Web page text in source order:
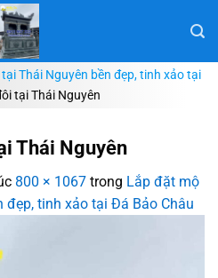
Thái Nguyên bền đẹp, tinh xảo tại
tại Thái Nguyên
Thái Nguyên
800 × 1067 trong Lắp đặt mộ
tinh xảo tại Đá Bảo Châu